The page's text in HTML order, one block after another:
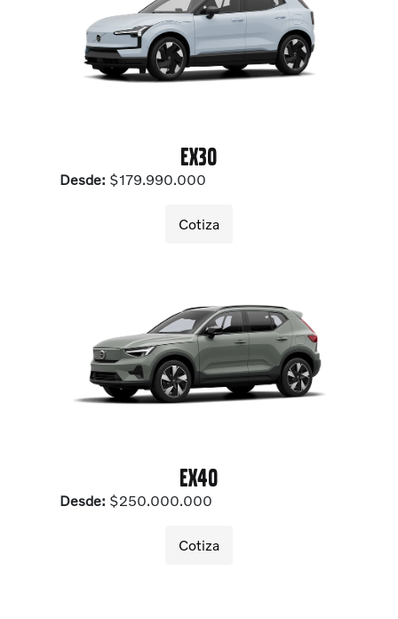
EX30
Desde: $179.990.000
Cotiza
EX40
Desde: $250.000.000
Cotiza